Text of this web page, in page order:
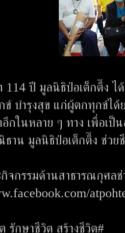
114 ปี มูลนิธิป่อเต็กตึ๊ง ไ
ข์ บำรุงสุข แก่ผู้ตกทุกข์ไ
ในหลาย ๆ ทาง เพื่อเป็น
าน มูลนิธิป่อเต็กตึ๊ง ช่วย
จกรรมด้านสาธารณกุศล
รักษาชีวิต สร้างชีวิต#